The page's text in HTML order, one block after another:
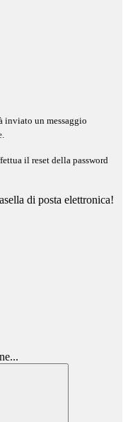
inviato un messaggio
il reset della password
di posta elettronica!